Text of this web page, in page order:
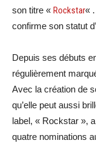
son titre « Rockstar«
confirme son statut
Depuis ses débuts
régulièrement
Avec la création de
qu’elle peut aussi
label, « Rockstar »,
quatre nominations